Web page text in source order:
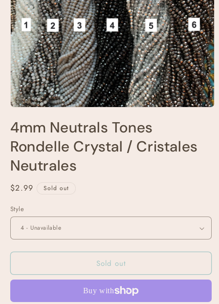
1
in
modal
4mm Neutrals Tones
Rondelle Crystal / Cristales
Neutrales
Regular
$2.99 Sold out
Style
Sold out